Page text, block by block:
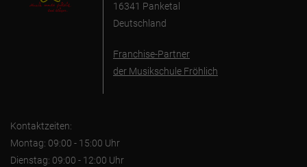
16341 Panketal
Deutschland
Franchise-Partner
der Musikschule Fröhlich
Kontaktzeiten:
Montag: 09:00 - 15:00 Uhr
Dienstag: 09:00 - 12:00 Uhr